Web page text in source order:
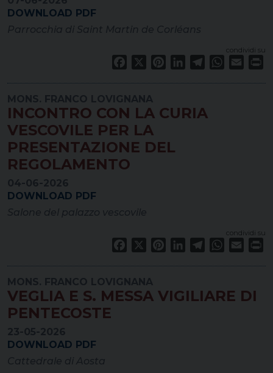
DOWNLOAD PDF
condividi su
Facebook PinterestLinkedInTelegramWhatsApp
Email
INCONTRO CON LA CURIA
VESCOVILE PER LA
PRESENTAZIONE DEL
REGOLAMENTO
DOWNLOAD PDF
condividi su
Facebook PinterestLinkedInTelegramWhatsApp
Email
VEGLIA E S. MESSA VIGILIARE DI
PENTECOSTE
DOWNLOAD PDF